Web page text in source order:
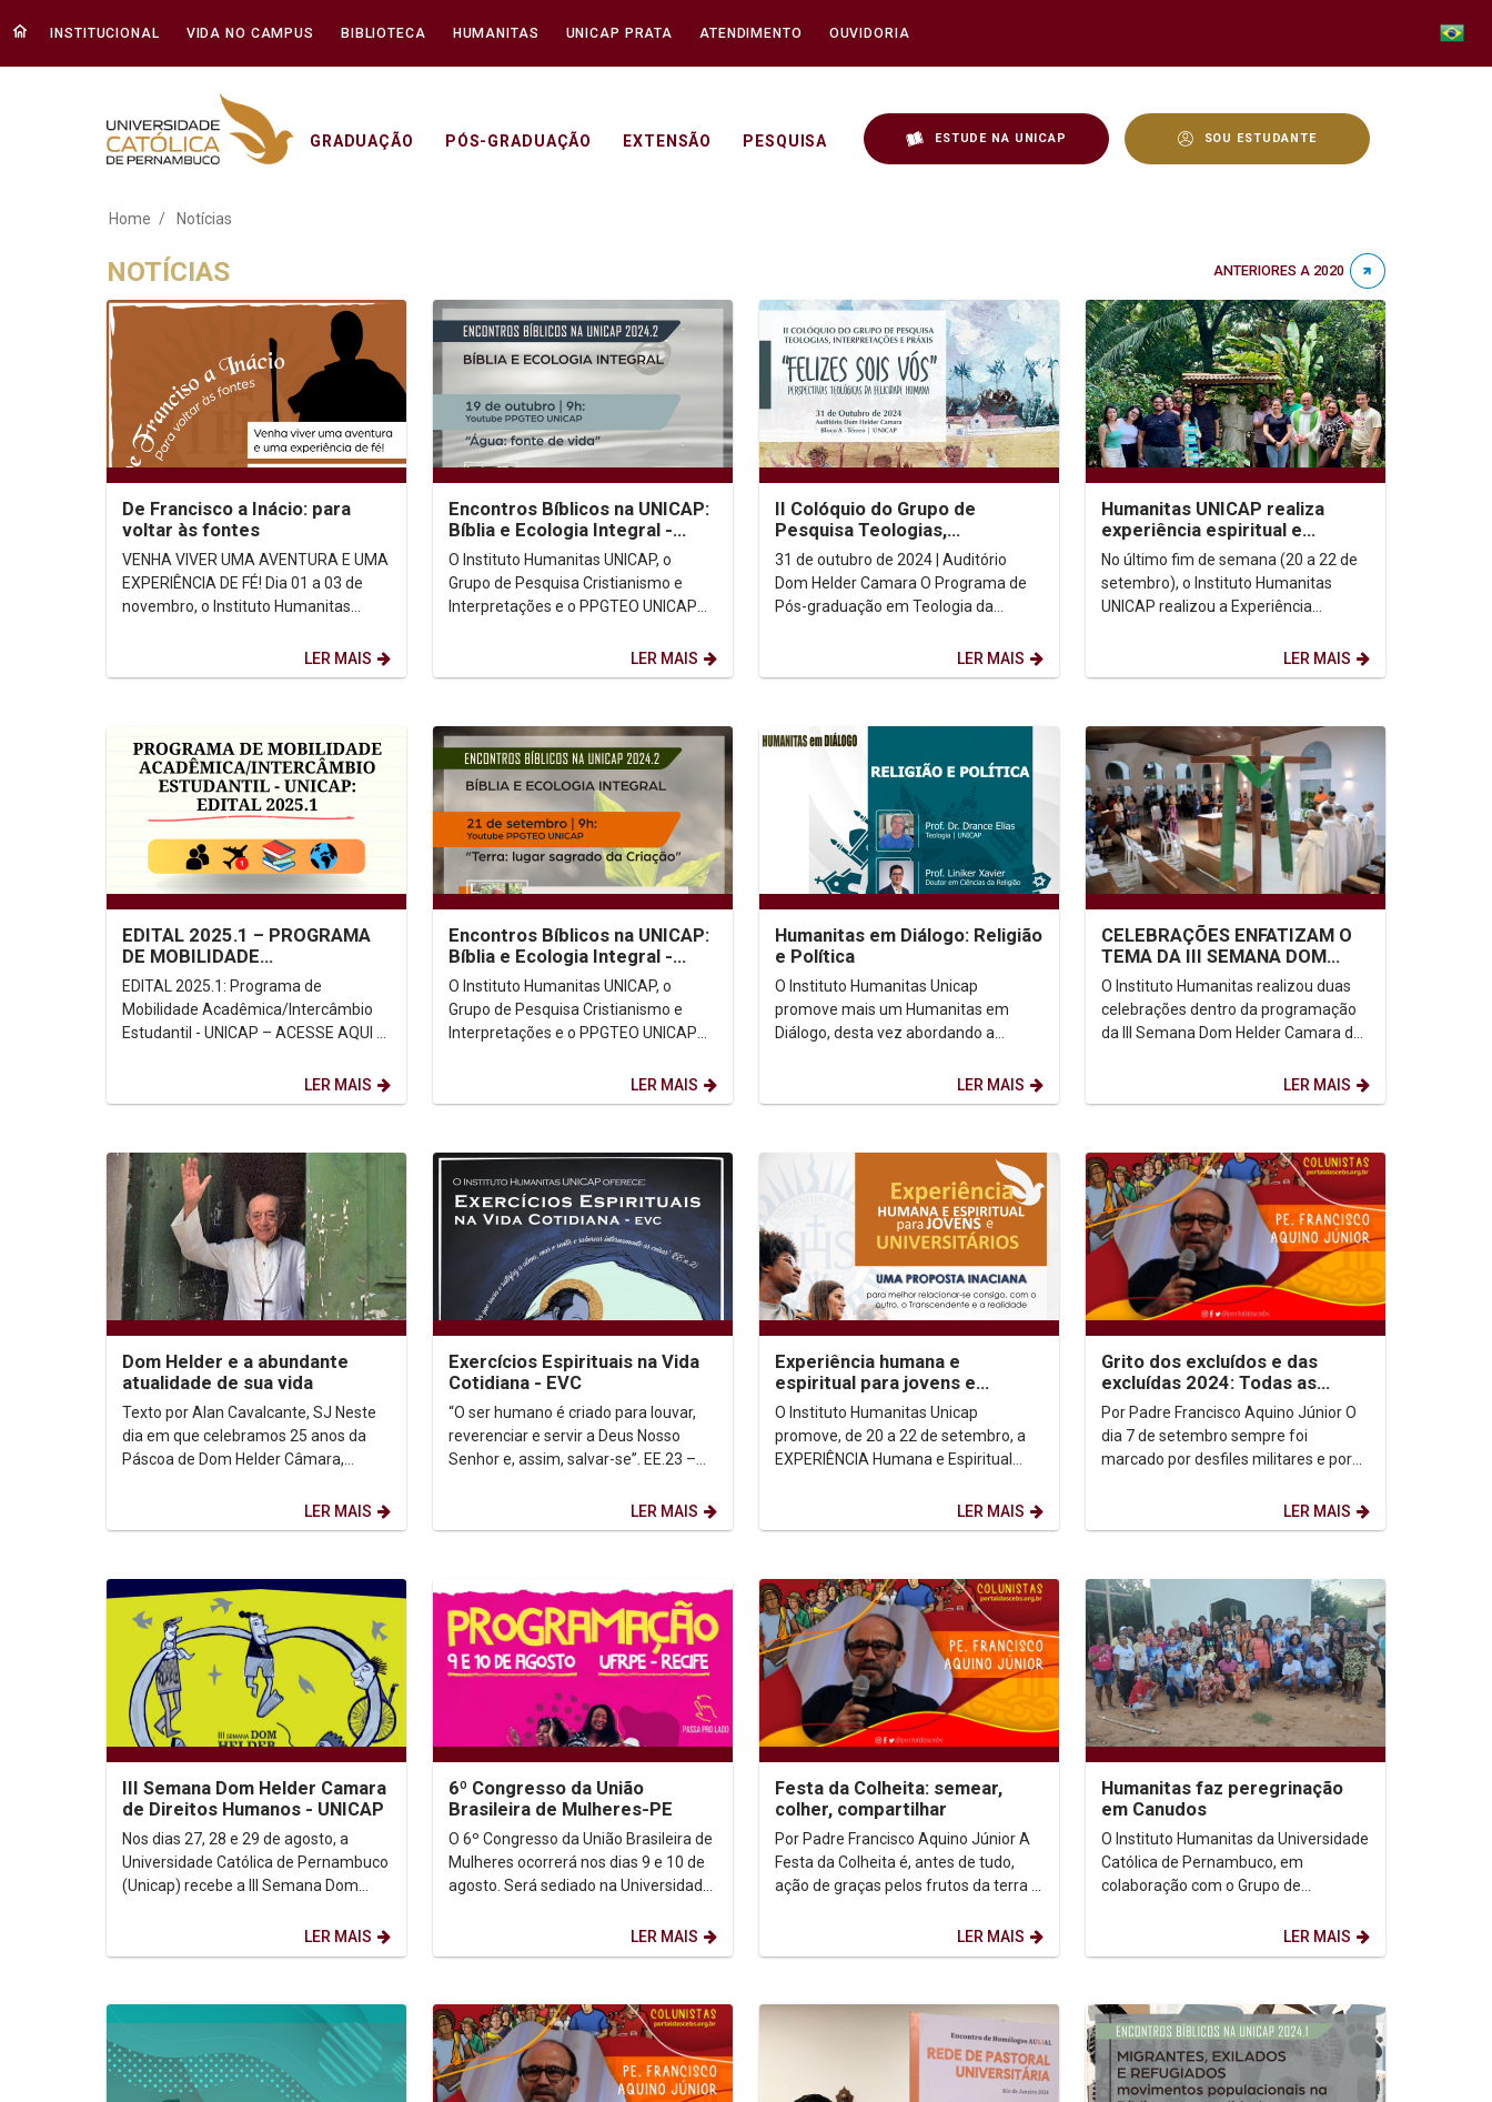
INSTITUCIONAL VIDA NO CAMPUS BIBLIOTECA HUMANITAS UNICAP PRATA ATENDIMENTO OUVIDORIA
GRADUAÇÃO PÓS-GRADUAÇÃO EXTENSÃO PESQUISA ESTUDE NA UNICAP SOU ESTUDANTE
Notícias - Unicap
Home Notícias
NOTÍCIAS ANTERIORES A 2020
De Francisco a Inácio: para
voltar às fontes
VENHA VIVER UMA AVENTURA E UMA
EXPERIÊNCIA DE FÉ! Dia 01 a 03 de
novembro, o Instituto Humanitas
Caminho (AMICA) promoverá...LER MAIS
Encontros Bíblicos na UNICAP:
Bíblia e Ecologia Integral -
Água, fonte de vida
O Instituto Humanitas UNICAP, o
Grupo de Pesquisa Cristianismo e
Interpretações e o PPGTEO UNICAP
LER MAIS
II Colóquio do Grupo de
Pesquisa Teologias,
Interpretações e Práxis
31 de outubro de 2024 | Auditório
Dom Helder Camara O Programa de
Pós-graduação em Teologia da
UNICAP promoveM o II COLÓQUIO...
LER MAIS
Humanitas UNICAP realiza
experiência espiritual e
humana com jovens
No último fim de semana (20 a 22 de
setembro), o Instituto Humanitas
UNICAP realizou a Experiência
LER MAIS
EDITAL 2025.1 – PROGRAMA
DE MOBILIDADE
ACADÊMICA/INTERCÂMBIO
ESTUDANTIL - UNICAP
EDITAL 2025.1: Programa de
Mobilidade Acadêmica/Intercâmbio
Estudantil - UNICAP – ACESSE AQUI –
LER MAIS
Encontros Bíblicos na UNICAP:
Bíblia e Ecologia Integral -
Terra, lugar sagrado da
criação
O Instituto Humanitas UNICAP, o
Grupo de Pesquisa Cristianismo e
Interpretações e o PPGTEO UNICAP
LER MAIS
Humanitas em Diálogo: Religião
e Política
O Instituto Humanitas Unicap
promove mais um Humanitas em
Diálogo, desta vez abordando a
LER MAIS
CELEBRAÇÕES ENFATIZAM O
TEMA DA III SEMANA DOM
HELDER CAMARA DE DIREITOS
HUMANOS NA UNICAP
O Instituto Humanitas realizou duas
celebrações dentro da programação
da III Semana Dom Helder Camara de
LER MAIS
Dom Helder e a abundante
atualidade de sua vida
Texto por Alan Cavalcante, SJ Neste
dia em que celebramos 25 anos da
Páscoa de Dom Helder Câmara,
LER MAIS
Exercícios Espirituais na Vida
Cotidiana - EVC
“O ser humano é criado para louvar,
reverenciar e servir a Deus Nosso
Senhor e, assim, salvar-se”. EE.23 –
LER MAIS
Experiência humana e
espiritual para jovens e
universitários 2024.2
O Instituto Humanitas Unicap
promove, de 20 a 22 de setembro, a
EXPERIÊNCIA Humana e Espiritual
oferecendo a 1ª e a 2ª etapas...LER MAIS
Grito dos excluídos e das
excluídas 2024: Todas as
formas de vida importam. Mas
quem se importa?
Por Padre Francisco Aquino Júnior O
dia 7 de setembro sempre foi
marcado por desfiles militares e por
LER MAIS
III Semana Dom Helder Camara
de Direitos Humanos - UNICAP
Nos dias 27, 28 e 29 de agosto, a
Universidade Católica de Pernambuco
(Unicap) recebe a III Semana Dom
LER MAIS
6º Congresso da União
Brasileira de Mulheres-PE
O 6º Congresso da União Brasileira de
Mulheres ocorrerá nos dias 9 e 10 de
agosto. Será sediado na Universidade
LER MAIS
Festa da Colheita: semear,
colher, compartilhar
Por Padre Francisco Aquino Júnior A
Festa da Colheita é, antes de tudo,
ação de graças pelos frutos da terra e
LER MAIS
Humanitas faz peregrinação
em Canudos
O Instituto Humanitas da Universidade
Católica de Pernambuco, em
colaboração com o Grupo de
promoveu uma peregrinação ao...
LER MAIS